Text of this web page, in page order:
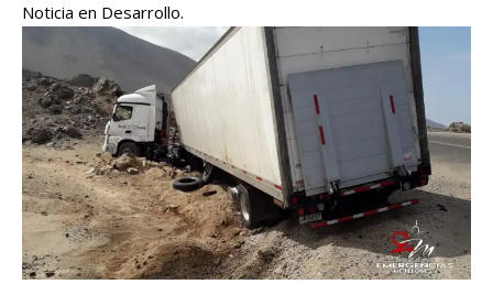
Noticia en Desarrollo.